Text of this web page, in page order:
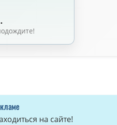
/ Chookiat Sakveerakul)
AVC от DoMiNo & селезень | D | Leff
DL 1080p | D
/ Chookiat Sakveerakul) [2024,
на сайте!